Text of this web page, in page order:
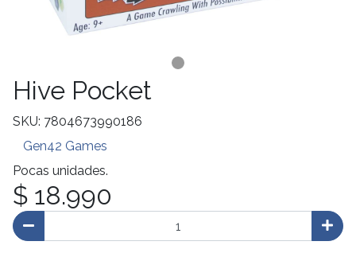
Hive Pocket
SKU: 7804673990186
Gen42 Games
Pocas unidades.
$ 18.990